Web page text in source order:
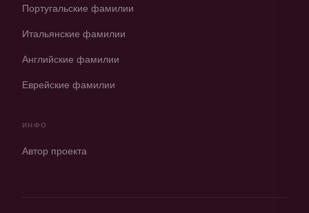
Португальские фамилии
Итальянские фамилии
Английские фамилии
Еврейские фамилии
ИНФО
Автор проекта